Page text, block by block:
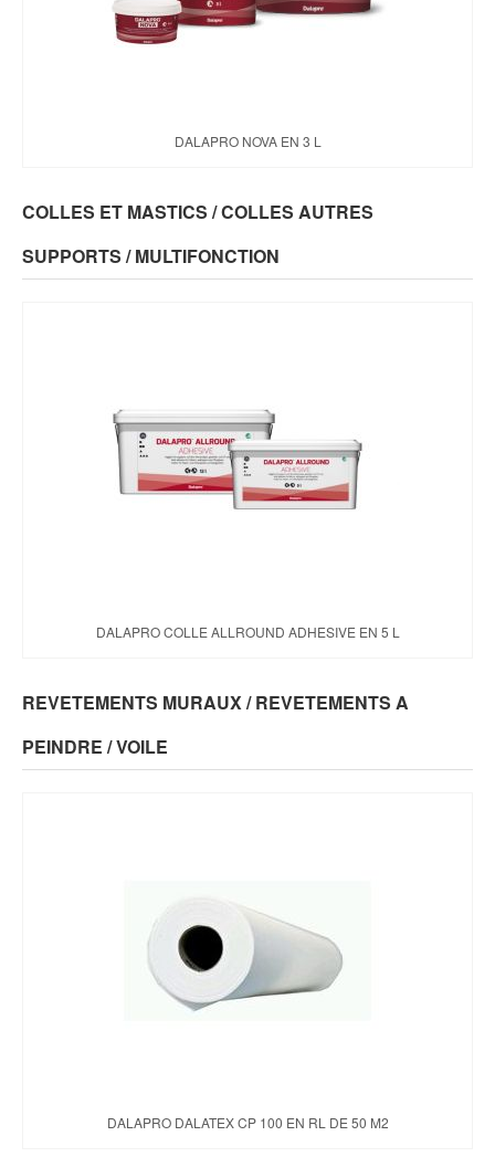
DALAPRO NOVA EN 3 L
COLLES ET MASTICS / COLLES AUTRES
SUPPORTS / MULTIFONCTION
DALAPRO COLLE ALLROUND ADHESIVE EN 5 L
REVETEMENTS MURAUX / REVETEMENTS A
PEINDRE / VOILE
DALAPRO DALATEX CP 100 EN RL DE 50 M2